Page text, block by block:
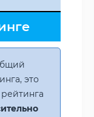
это